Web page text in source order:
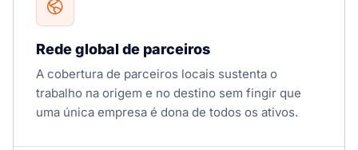
Rede global de parceiros
A cobertura de parceiros locais sustenta o
trabalho na origem e no destino sem fingir que
uma única empresa é dona de todos os ativos.